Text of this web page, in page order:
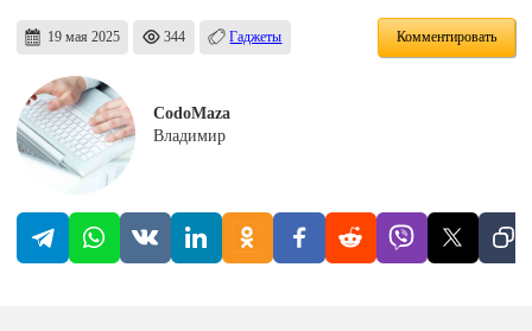
19 мая 2025 344 Гаджеты Комментировать
CodoMaza
Владимир